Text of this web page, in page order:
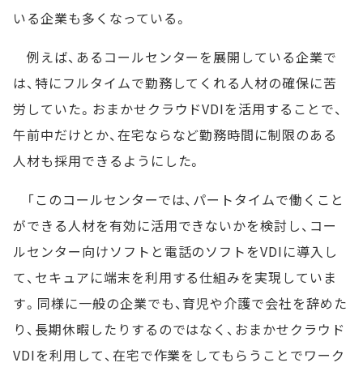
いる企業も多くなっている。
例えば、あるコールセンターを展開している企業で
は、特にフルタイムで勤務してくれる人材の確保に苦
労していた。おまかせクラウドVDIを活用することで、
午前中だけとか、在宅ならなど勤務時間に制限のある
人材も採用できるようにした。
「このコールセンターでは、パートタイムで働くこと
ができる人材を有効に活用できないかを検討し、コー
ルセンター向けソフトと電話のソフトをVDIに導入し
て、セキュアに端末を利用する仕組みを実現していま
す。同様に一般の企業でも、育児や介護で会社を辞めた
り、長期休暇したりするのではなく、おまかせクラウド
VDIを利用して、在宅で作業をしてもらうことでワーク